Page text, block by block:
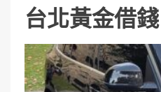
台北黃金借錢